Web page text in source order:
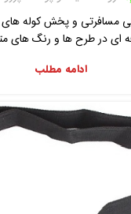
مسافرتی و پخش کوله های
ای در طرح ها و رنگ های
ادامه مطلب